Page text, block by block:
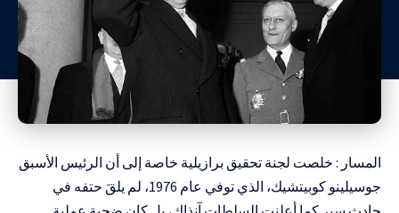
المسار : خلصت لجنة تحقيق برازيلية خاصة إلى أن الرئيس الأسبق
جوسيلينو كوبيتشيك، الذي توفي عام 1976، لم يلقَ حتفه في